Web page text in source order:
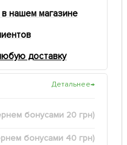
нашем магазине
доставку
Детальнее→
бонусами 20 грн)
бонусами 40 грн)